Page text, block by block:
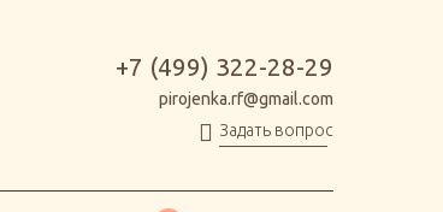
+7 (499) 322-28-29
pirojenka.rf@gmail.com
Задать вопрос